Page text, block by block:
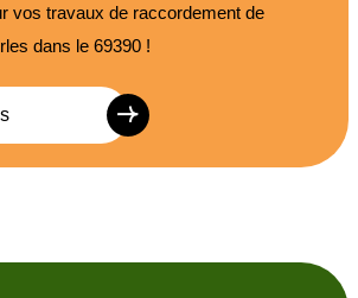
vos travaux de raccordement de
dans le 69390 !